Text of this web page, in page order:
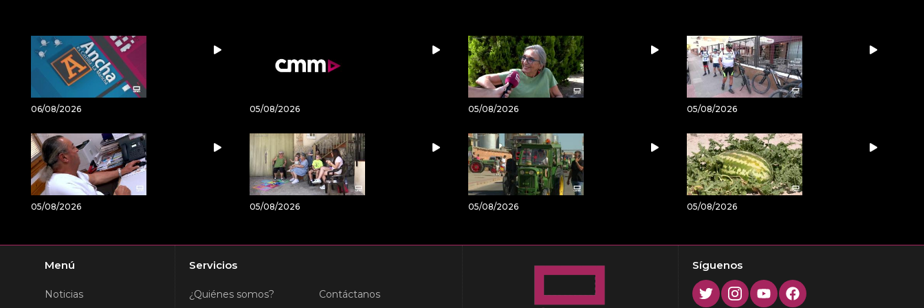
06/08/2026 05/08/2026 05/08/2026 05/08/2026
05/08/2026 05/08/2026 05/08/2026 05/08/2026
Menú
Noticias
Servicios
¿Quiénes somos?
Contáctanos
Síguenos
TwitterInstagram
YoutubeFacebook